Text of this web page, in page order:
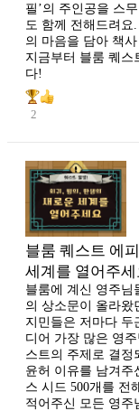
필’의 주인공을 스
도 함께 전해드려
의 마음을 담아 책
지금부터 블룸 퀘스
다!
2
블룸 퀘스트 에
세계를 열어주세
블룸에 계신 영주님
의 상소문이 올라왔
지민들은 저마다 두
디어 가장 많은 영
스트의 주제로 결정
윤허 이유를 남겨주
스 시드 500개를 전
적어주신 모든 영주